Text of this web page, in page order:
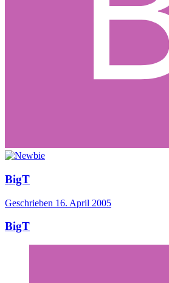
BigT
Geschrieben 16. April 2005
BigT